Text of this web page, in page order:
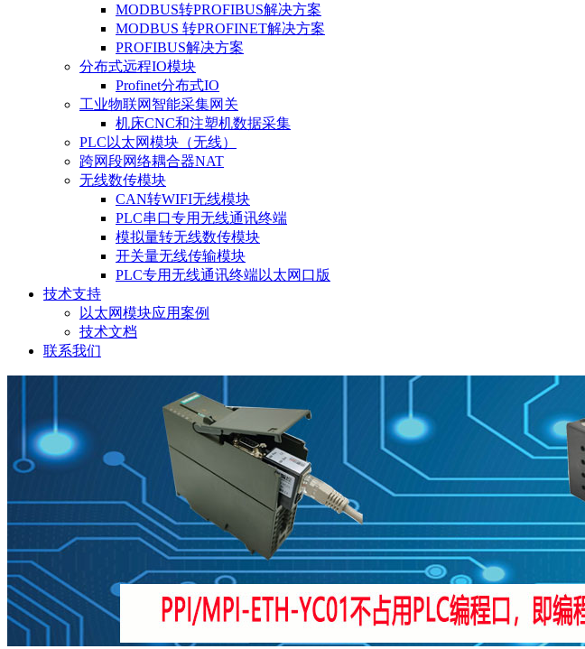
MODBUS转PROFIBUS解决方案
MODBUS 转PROFINET解决方案
PROFIBUS解决方案
分布式远程IO模块
Profinet分布式IO
工业物联网智能采集网关
机床CNC和注塑机数据采集
PLC以太网模块（无线）
跨网段网络耦合器NAT
无线数传模块
CAN转WIFI无线模块
PLC串口专用无线通讯终端
模拟量转无线数传模块
开关量无线传输模块
PLC专用无线通讯终端以太网口版
技术支持
以太网模块应用案例
技术文档
联系我们